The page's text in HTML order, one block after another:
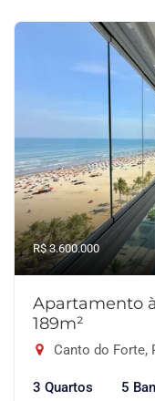
R$ 3.600.000
Apartamento
189m²
Canto do Forte,
3 Quartos 5